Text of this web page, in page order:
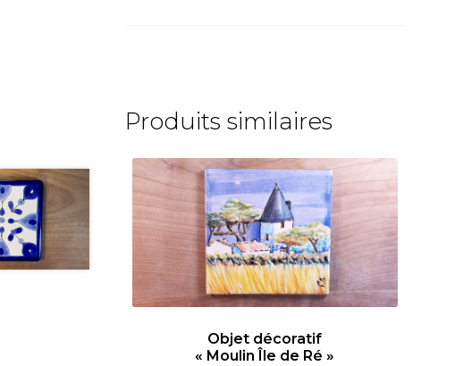
Produits similaires
Objet décoratif
« Moulin Île de Ré »